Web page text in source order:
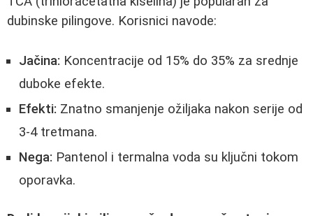
dubinske pilingove. Korisnici navode:
Jačina: Koncentracije od 15% do 35% za srednje
duboke efekte.
Efekti: Znatno smanjenje ožiljaka nakon serije od
3-4 tretmana.
Nega: Pantenol i termalna voda su ključni tokom
oporavka.